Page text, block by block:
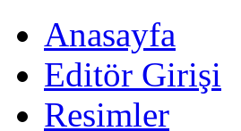
Anasayfa
Editör Girişi
Resimler